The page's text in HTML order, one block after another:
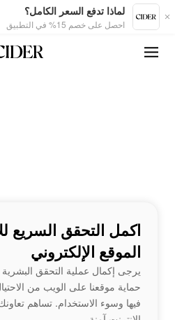
لماذا تدفع السعر الكامل؟
احصل على خصم 15% في التطبيق
اكمل التحقق السريع
الموقع الإلكتروني
يرجى إكمال عملية التحقق
حماية موقعنا على الويب من
فيها وسوء الاستخدام. تساهم